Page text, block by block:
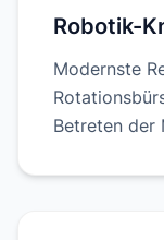
Robotik-
Modernste
Betreten der